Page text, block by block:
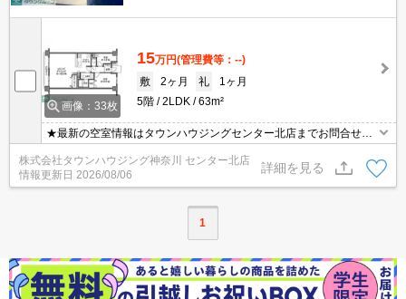
画像：33枚
15万円(管理費等：--)
敷
2ヶ月 礼
1ヶ月
5階
2LDK 63m²
★最新の空室情報はタウンハウジングセンター北店までお問合せく
株式会社タウンハウジング神奈川 センター北店
情報更新日 2026/08/06
詳細を見る
1